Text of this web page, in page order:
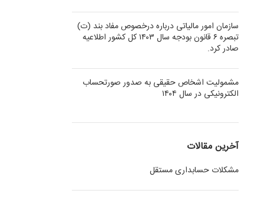
سازمان امور مالیاتی درباره درخصوص مفاد بند (ت)
تبصره ۶ قانون بودجه سال ۱۴۰۳ کل کشور اطلاعیه
صادر کرد.
مشمولیت اشخاص حقیقی به صدور صورتحساب
الکترونیکی در سال ۱۴۰۴
آخرین مقالات
مشکلات حسابداری مستقل